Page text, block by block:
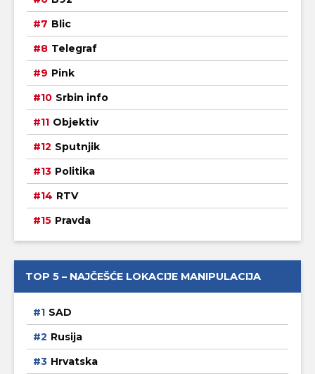
Blic
Telegraf
Pink
Srbin info
Objektiv
Sputnjik
Politika
RTV
Pravda
TOP 5 – NAJČEŠĆE LOKACIJE MANIPULACIJA
SAD
Rusija
Hrvatska